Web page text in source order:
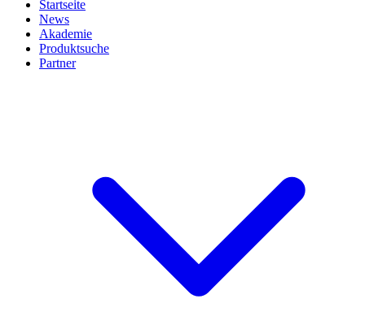
Startseite
News
Akademie
Produktsuche
Partner